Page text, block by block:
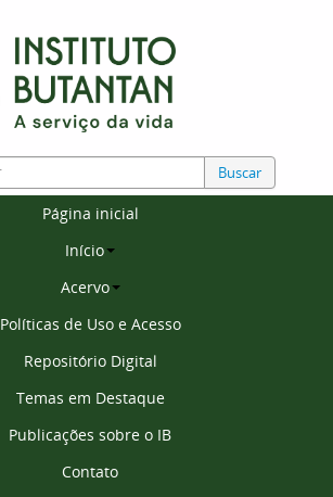
Buscar
Página inicial
Início
Acervo
Políticas de Uso e Acesso
Repositório Digital
Temas em Destaque
Publicações sobre o IB
Contato